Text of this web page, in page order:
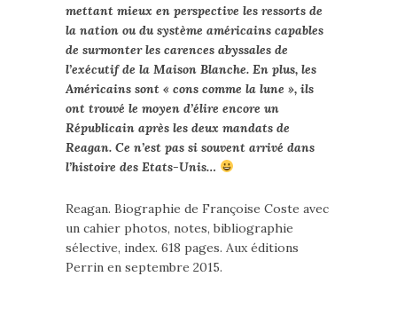
mettant mieux en perspective les ressorts de
la nation ou du système américains capables
de surmonter les carences abyssales de
l’exécutif de la Maison Blanche. En plus, les
Américains sont « cons comme la lune », ils
ont trouvé le moyen d’élire encore un
Républicain après les deux mandats de
Reagan. Ce n’est pas si souvent arrivé dans
l’histoire des Etats-Unis…
Reagan. Biographie de Françoise Coste avec
un cahier photos, notes, bibliographie
sélective, index. 618 pages. Aux éditions
Perrin en septembre 2015.